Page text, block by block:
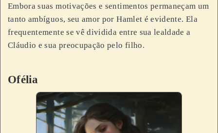
Embora suas motivações e sentimentos permaneçam um
tanto ambíguos, seu amor por Hamlet é evidente. Ela
frequentemente se vê dividida entre sua lealdade a
Cláudio e sua preocupação pelo filho.
Ofélia